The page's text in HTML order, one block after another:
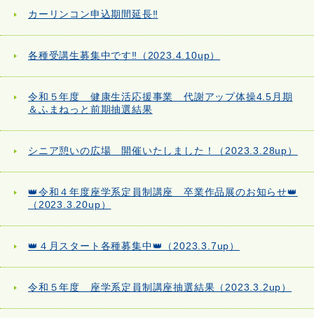
カーリンコン申込期間延長‼
各種受講生募集中です‼（2023.4.10up）
令和５年度 健康生活応援事業 代謝アップ体操4.5月期
＆ふまねっと前期抽選結果
シニア憩いの広場 開催いたしました！（2023.3.28up）
👑令和４年度座学系定員制講座 卒業作品展のお知らせ👑
（2023.3.20up）
👑４月スタート各種募集中👑（2023.3.7up）
令和５年度 座学系定員制講座抽選結果（2023.3.2up）